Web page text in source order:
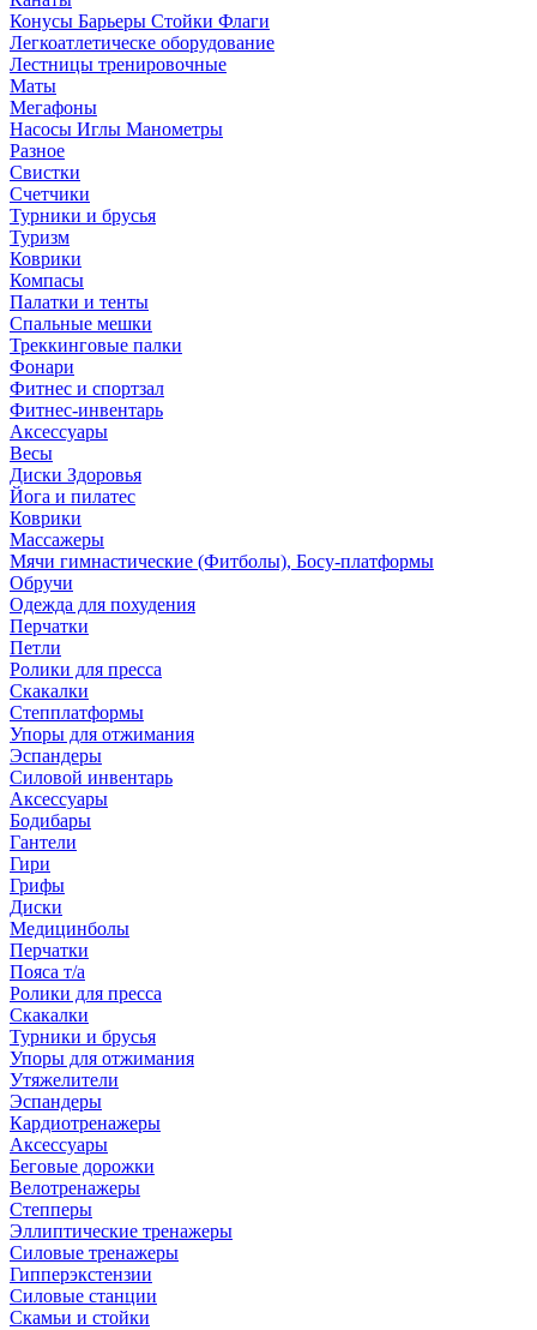
Конусы Барьеры Стойки Флаги
Легкоатлетическе оборудование
Лестницы тренировочные
Маты
Мегафоны
Насосы Иглы Манометры
Разное
Свистки
Счетчики
Турники и брусья
Туризм
Коврики
Компасы
Палатки и тенты
Спальные мешки
Треккинговые палки
Фонари
Фитнес и спортзал
Фитнес-инвентарь
Аксессуары
Весы
Диски Здоровья
Йога и пилатес
Коврики
Массажеры
Мячи гимнастические (Фитболы), Босу-платформы
Обручи
Одежда для похудения
Перчатки
Петли
Ролики для пресса
Скакалки
Степплатформы
Упоры для отжимания
Эспандеры
Силовой инвентарь
Аксессуары
Бодибары
Гантели
Гири
Грифы
Диски
Медицинболы
Перчатки
Пояса т/а
Ролики для пресса
Скакалки
Турники и брусья
Упоры для отжимания
Утяжелители
Эспандеры
Кардиотренажеры
Аксессуары
Беговые дорожки
Велотренажеры
Степперы
Эллиптические тренажеры
Силовые тренажеры
Гипперэкстензии
Силовые станции
Скамьи и стойки